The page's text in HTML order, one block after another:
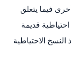
فيما يتعلق
قديمة
الاحتياطية